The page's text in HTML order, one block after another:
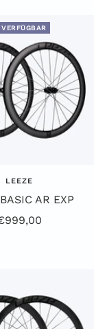
h
w
a
r
z
i
ß
LEEZE
AR EXP